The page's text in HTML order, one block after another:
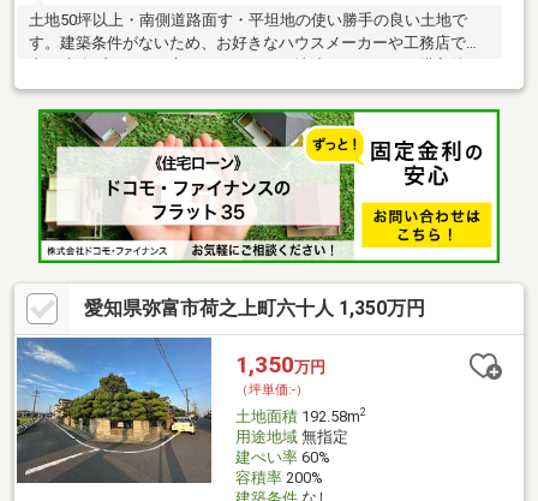
土地50坪以上・南側道路面す・平坦地の使い勝手の良い土地で
す。建築条件がないため、お好きなハウスメーカーや工務店で自
由に建築プランをお立てください。更地渡しのため、ご購入後す
ぐに着工が可能です。平坦地につき余分な造成費用も抑えられ、
建築コストの見通しが立てやすい点も魅力です。土地探しからプ
ランのご相談まで、お気軽にお問い合わせください。
愛知県弥富市荷之上町六十人 1,350万円
1,350万円
（坪単価:-）
土地面積192.58m2
用途地域無指定
建ぺい率60%
容積率200%